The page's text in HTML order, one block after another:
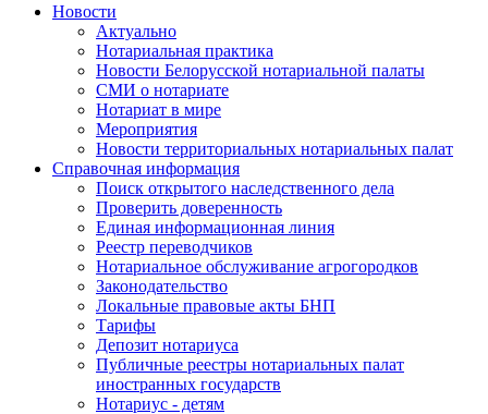
Новости
Актуально
Нотариальная практика
Новости Белорусской нотариальной палаты
СМИ о нотариате
Нотариат в мире
Мероприятия
Новости территориальных нотариальных палат
Справочная информация
Поиск открытого наследственного дела
Проверить доверенность
Единая информационная линия
Реестр переводчиков
Нотариальное обслуживание агрогородков
Законодательство
Локальные правовые акты БНП
Тарифы
Депозит нотариуса
Публичные реестры нотариальных палат
иностранных государств
Нотариус - детям